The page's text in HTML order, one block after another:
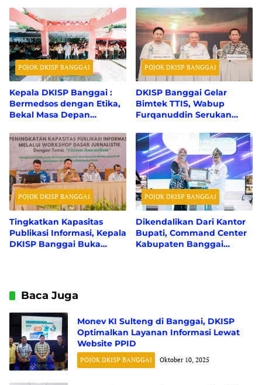
PPID
POJOK DKISP BANGGAI
Kepala DKISP Banggai :
Bermedsos dengan Etika,
Bekal Masa Depan
POJOK DKISP BANGGAI
DKISP Banggai Gelar
Bimtek TTIS, Wabup
Furqanuddin Serukan
Digital
POJOK DKISP BANGGAI
Tingkatkan Kapasitas
Publikasi Informasi, Kepala
DKISP Banggai Buka
POJOK DKISP BANGGAI
Dikendalikan Dari Kantor
Bupati, Command Center
Kabupaten Banggai
Baca Juga
Monev KI Sulteng di Banggai, DKISP
Optimalkan Layanan Informasi Lewat
Website PPID
POJOK DKISP BANGGAI Oktober 10, 2025